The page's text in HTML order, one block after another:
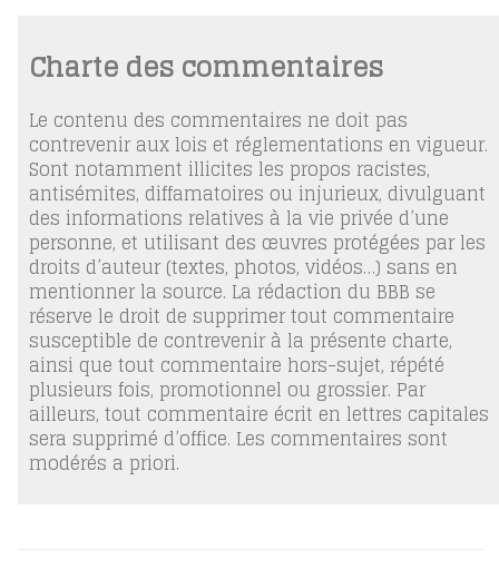
Charte des commentaires
Le contenu des commentaires ne doit pas
contrevenir aux lois et réglementations en vigueur.
Sont notamment illicites les propos racistes,
antisémites, diffamatoires ou injurieux, divulguant
des informations relatives à la vie privée d’une
personne, et utilisant des œuvres protégées par les
droits d’auteur (textes, photos, vidéos…) sans en
mentionner la source. La rédaction du BBB se
réserve le droit de supprimer tout commentaire
susceptible de contrevenir à la présente charte,
ainsi que tout commentaire hors-sujet, répété
plusieurs fois, promotionnel ou grossier. Par
ailleurs, tout commentaire écrit en lettres capitales
sera supprimé d’office. Les commentaires sont
modérés a priori.